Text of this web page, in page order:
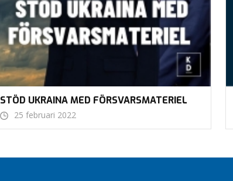
STÖD UKRAINA MED FÖRSVARSMATERIEL
25 februari 2022